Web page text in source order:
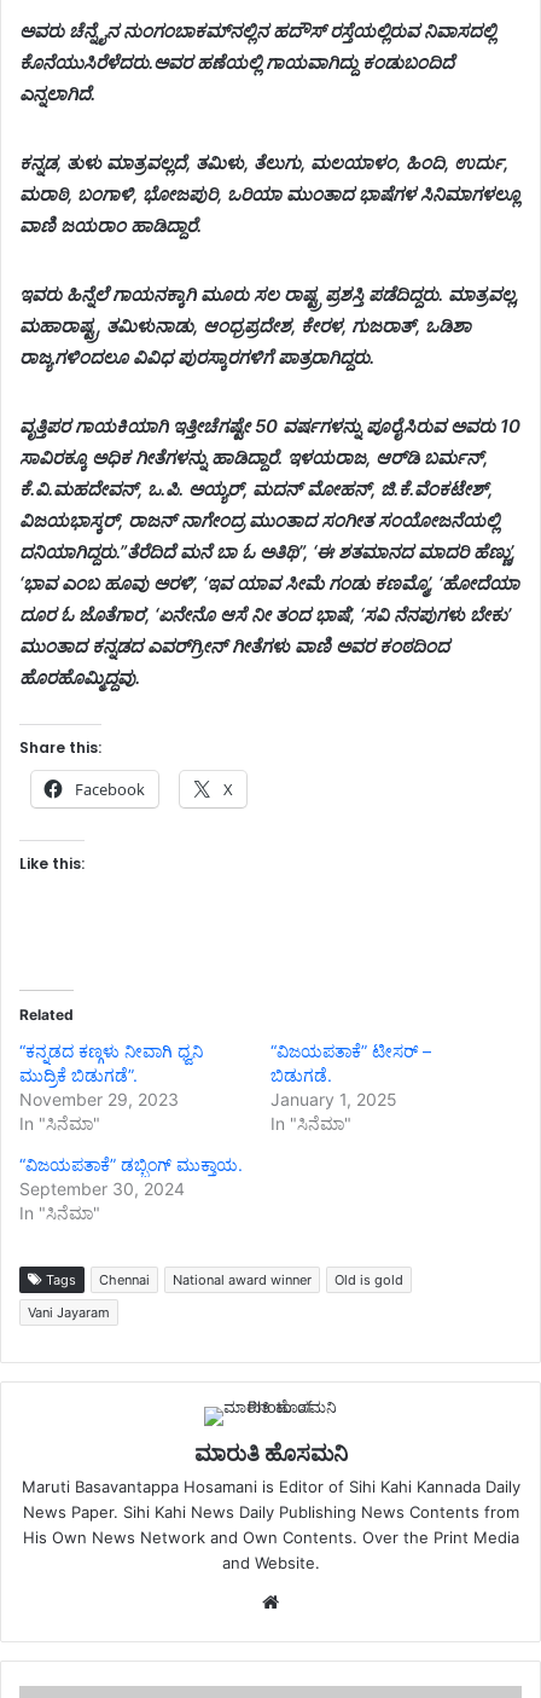
ಅವರು ಚೆನ್ನೈನ ನುಂಗಂಬಾಕಮ್‌ನಲ್ಲಿನ ಹದೌಸ್ ರಸ್ತೆಯಲ್ಲಿರುವ ನಿವಾಸದಲ್ಲಿ
ಕೊನೆಯುಸಿರೆಳೆದರು.ಅವರ ಹಣೆಯಲ್ಲಿ ಗಾಯವಾಗಿದ್ದು ಕಂಡುಬಂದಿದೆ
ಎನ್ನಲಾಗಿದೆ.
ಕನ್ನಡ, ತುಳು ಮಾತ್ರವಲ್ಲದೆ, ತಮಿಳು, ತೆಲುಗು, ಮಲಯಾಳಂ, ಹಿಂದಿ, ಉರ್ದು,
ಮರಾಠಿ, ಬಂಗಾಳಿ, ಭೋಜಪುರಿ, ಒರಿಯಾ ಮುಂತಾದ ಭಾಷೆಗಳ ಸಿನಿಮಾಗಳಲ್ಲೂ
ವಾಣಿ ಜಯರಾಂ ಹಾಡಿದ್ದಾರೆ.
ಇವರು ಹಿನ್ನೆಲೆ ಗಾಯನಕ್ಕಾಗಿ ಮೂರು ಸಲ ರಾಷ್ಟ್ರ ಪ್ರಶಸ್ತಿ ಪಡೆದಿದ್ದರು. ಮಾತ್ರವಲ್ಲ,
ಮಹಾರಾಷ್ಟ್ರ, ತಮಿಳುನಾಡು, ಆಂಧ್ರಪ್ರದೇಶ, ಕೇರಳ, ಗುಜರಾತ್, ಒಡಿಶಾ
ರಾಜ್ಯಗಳಿಂದಲೂ ವಿವಿಧ ಪುರಸ್ಕಾರಗಳಿಗೆ ಪಾತ್ರರಾಗಿದ್ದರು.
ವೃತ್ತಿಪರ ಗಾಯಕಿಯಾಗಿ ಇತ್ತೀಚೆಗಷ್ಟೇ 50 ವರ್ಷಗಳನ್ನು ಪೂರೈಸಿರುವ ಅವರು 10
ಸಾವಿರಕ್ಕೂ ಅಧಿಕ ಗೀತೆಗಳನ್ನು ಹಾಡಿದ್ದಾರೆ. ಇಳಯರಾಜ, ಆರ್‌ಡಿ ಬರ್ಮನ್,
ಕೆ.ವಿ.ಮಹದೇವನ್, ಒ.ಪಿ. ಅಯ್ಯರ್, ಮದನ್ ಮೋಹನ್, ಜಿ.ಕೆ.ವೆಂಕಟೇಶ್,
ವಿಜಯಭಾಸ್ಕರ್, ರಾಜನ್ ನಾಗೇಂದ್ರ ಮುಂತಾದ ಸಂಗೀತ ಸಂಯೋಜನೆಯಲ್ಲಿ
ದನಿಯಾಗಿದ್ದರು.”ತೆರೆದಿದೆ ಮನೆ ಬಾ ಓ ಅತಿಥಿ”, ‘ಈ ಶತಮಾನದ ಮಾದರಿ ಹೆಣ್ಣು’,
‘ಭಾವ ಎಂಬ ಹೂವು ಅರಳಿ’, ‘ಇವ ಯಾವ ಸೀಮೆ ಗಂಡು ಕಣಮ್ಮೊ’, ‘ಹೋದೆಯಾ
ದೂರ ಓ ಜೊತೆಗಾರ’, ‘ಏನೇನೊ ಆಸೆ ನೀ ತಂದ ಭಾಷೆ’, ‘ಸವಿ ನೆನಪುಗಳು ಬೇಕು’
ಮುಂತಾದ ಕನ್ನಡದ ಎವರ್‌ಗ್ರೀನ್ ಗೀತೆಗಳು ವಾಣಿ ಅವರ ಕಂಠದಿಂದ
ಹೊರಹೊಮ್ಮಿದ್ದವು.
Share this:
Facebook X
Like this:
Related
“ಕನ್ನಡದ ಕಣ್ಗಳು ನೀವಾಗಿ ಧ್ವನಿ
ಮುದ್ರಿಕೆ ಬಿಡುಗಡೆ”.
November 29, 2023
In "ಸಿನೆಮಾ"
“ವಿಜಯಪತಾಕೆ” ಟೀಸರ್ –
ಬಿಡುಗಡೆ.
January 1, 2025
In "ಸಿನೆಮಾ"
“ವಿಜಯಪತಾಕೆ” ಡಬ್ಬಿಂಗ್ ಮುಕ್ತಾಯ.
September 30, 2024
In "ಸಿನೆಮಾ"
Tags Chennai National award winner
Old is gold
Vani Jayaram
ಮಾರುತಿ ಹೊಸಮನಿ
Maruti Basavantappa Hosamani is Editor of Sihi Kahi Kannada Daily
News Paper. Sihi Kahi News Daily Publishing News Contents from
His Own News Network and Own Contents. Over the Print Media
and Website.
Website